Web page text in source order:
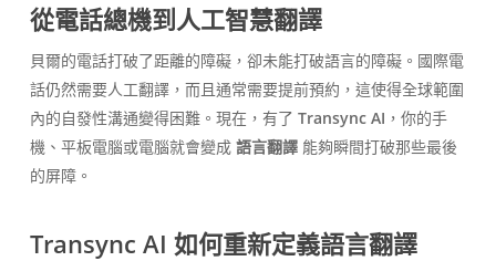
從電話總機到人工智慧翻譯
貝爾的電話打破了距離的障礙，卻未能打破語言的障礙。國際電
話仍然需要人工翻譯，而且通常需要提前預約，這使得全球範圍
內的自發性溝通變得困難。現在，有了 Transync AI ，你的手
機、平板電腦或電腦就會變成 語言翻譯能夠瞬間打破那些最後
的屏障。
Transync AI 如何重新定義語言翻譯